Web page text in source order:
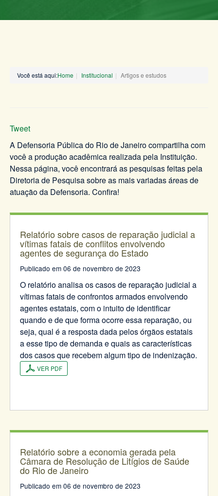
Você está aqui:Home Institucional Artigos e estudos
Tweet
A Defensoria Pública do Rio de Janeiro compartilha com
você a produção acadêmica realizada pela Instituição.
Nessa página, você encontrará as pesquisas feitas pela
Diretoria de Pesquisa sobre as mais variadas áreas de
atuação da Defensoria. Confira!
Relatório sobre casos de reparação judicial a
vítimas fatais de conflitos envolvendo
agentes de segurança do Estado
Publicado em 06 de novembro de 2023
O relatório analisa os casos de reparação judicial a
vítimas fatais de confrontos armados envolvendo
agentes estatais, com o intuito de identificar
quando e de que forma ocorre essa reparação, ou
seja, qual é a resposta dada pelos órgãos estatais
a esse tipo de demanda e quais as características
dos casos que recebem algum tipo de indenização.
VER PDF
Relatório sobre a economia gerada pela
Câmara de Resolução de Litígios de Saúde
do Rio de Janeiro
Publicado em 06 de novembro de 2023